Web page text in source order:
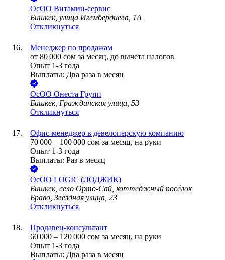
ОсОО Витамин-сервис
Бишкек, улица Игембердиева, 1А
Откликнуться
Менеджер по продажам
от 80 000 сом за месяц, до вычета налогов
Опыт 1-3 года
Выплаты: Два раза в месяц
ОсОО Онеста Групп
Бишкек, Гражданская улица, 53
Откликнуться
Офис-менеджер в девелоперскую компанию
70 000 – 100 000 сом за месяц, на руки
Опыт 1-3 года
Выплаты: Раз в месяц
ОсОО LOGIC (ЛОДЖИК)
Бишкек, село Орто-Сай, коттеджный посёлок
Браво, Звёздная улица, 23
Откликнуться
Продавец-консультант
60 000 – 120 000 сом за месяц, на руки
Опыт 1-3 года
Выплаты: Два раза в месяц